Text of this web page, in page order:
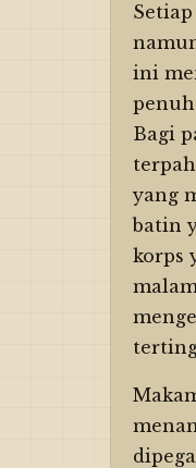
ini
Bagi
yang
batin
korps